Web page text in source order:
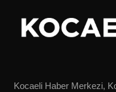
Kocaeli Haber Merkezi,